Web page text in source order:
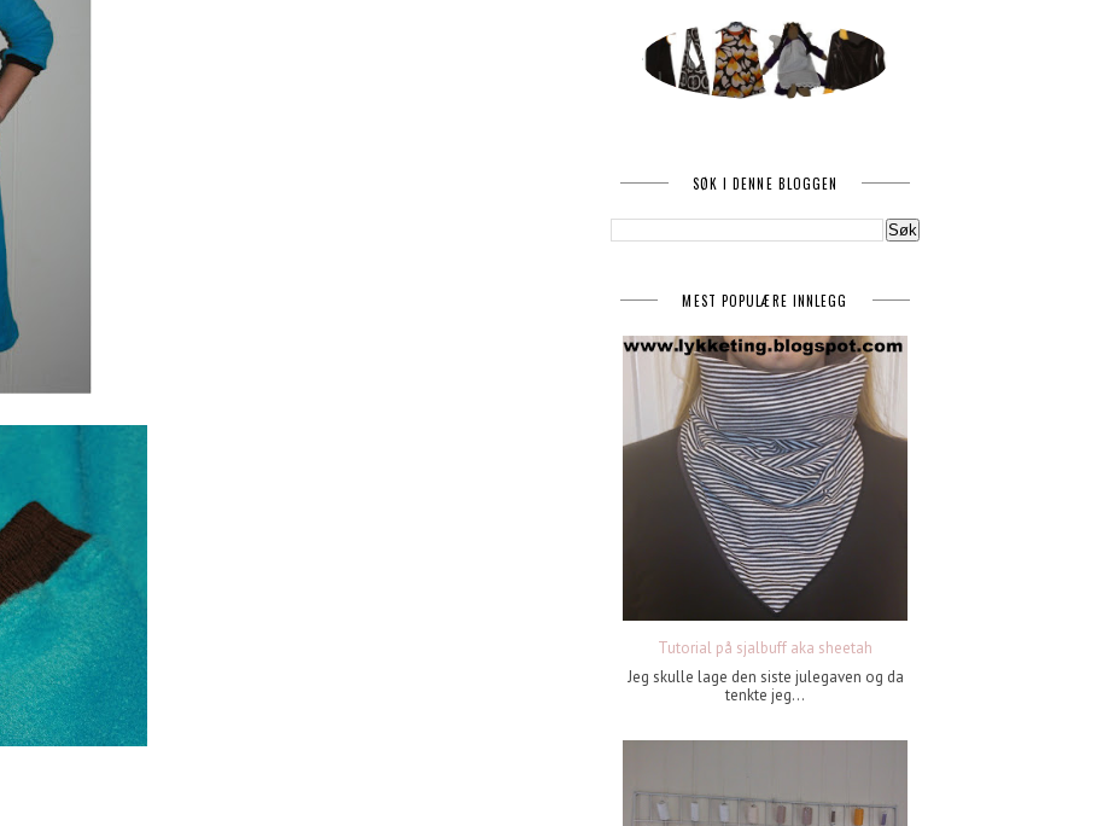
SØK I DENNE BLOGGEN
MEST POPULÆRE INNLEGG
Tutorial på sjalbuff aka sheetah
Jeg skulle lage den siste julegaven og da
tenkte jeg...